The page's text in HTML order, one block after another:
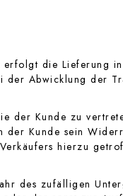
die Lieferung
Abwicklung der
der Kunde zu
Kunde sein
hierzu
des zufälligen